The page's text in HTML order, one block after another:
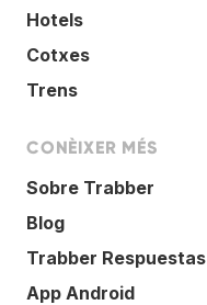
Hotels
Cotxes
Trens
CONÈIXER MÉS
Sobre Trabber
Blog
Trabber Respuestas
App Android